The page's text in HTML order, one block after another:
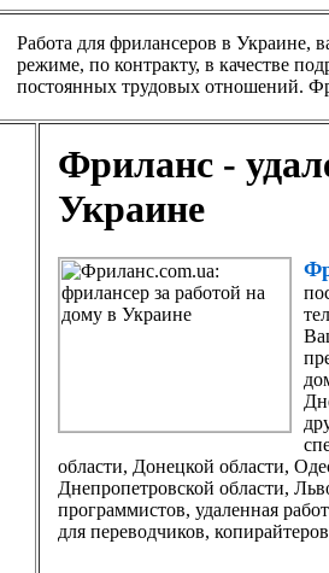
Работа для фрилансеров в Украине,
режиме, по контракту, в качестве
постоянных трудовых отношений.
Фриланс -
Украине
области, Донецкой области,
Днепропетровской области,
программистов, удаленная
для переводчиков,